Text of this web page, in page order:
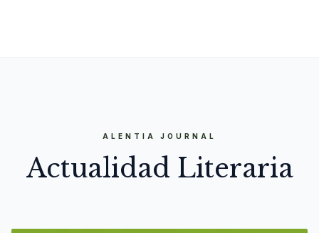
ALENTIA JOURNAL
Actualidad Literaria